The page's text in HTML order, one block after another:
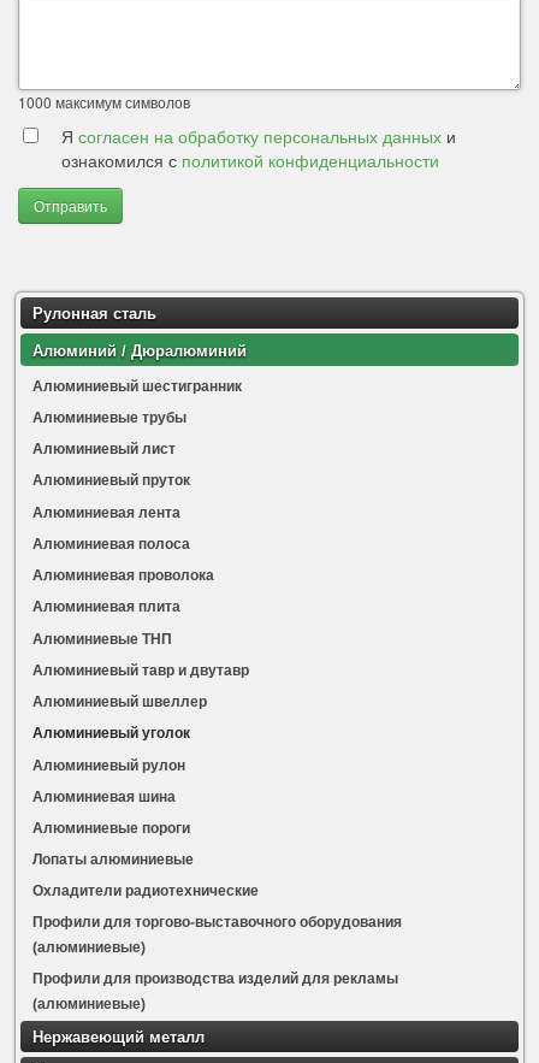
1000 максимум символов
Я согласен на обработку персональных данных и
ознакомился с политикой конфиденциальности
Отправить
Рулонная сталь
Алюминий / Дюралюминий
Алюминиевый шестигранник
Алюминиевые трубы
Алюминиевый лист
Алюминиевый пруток
Алюминиевая лента
Алюминиевая полоса
Алюминиевая проволока
Алюминиевая плита
Алюминиевые ТНП
Алюминиевый тавр и двутавр
Алюминиевый швеллер
Алюминиевый уголок
Алюминиевый рулон
Алюминиевая шина
Алюминиевые пороги
Лопаты алюминиевые
Охладители радиотехнические
Профили для торгово-выставочного оборудования
(алюминиевые)
Профили для производства изделий для рекламы
(алюминиевые)
Нержавеющий металл